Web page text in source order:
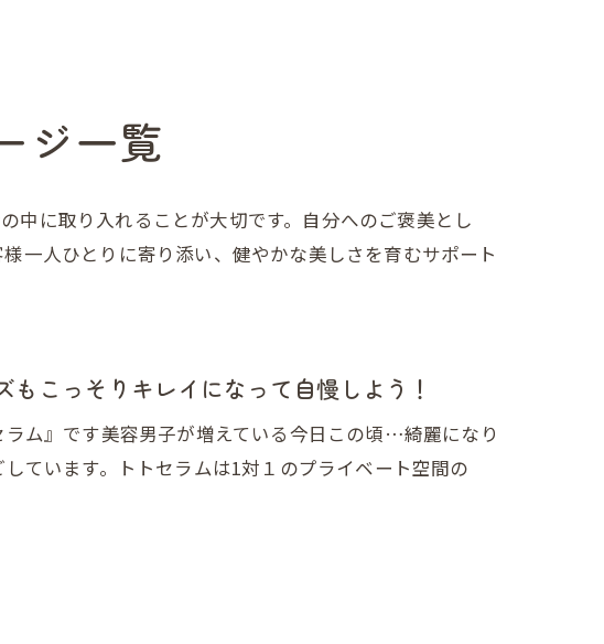
ジ一覧
中に取り入れることが大切です。自分へのご褒美とし
一人ひとりに寄り添い、健やかな美しさを育むサポート
もこっそりキレイになって自慢しよう！
ム』です美容男子が増えている今日この頃…綺麗になり
ています。トトセラムは1対１のプライベート空間の